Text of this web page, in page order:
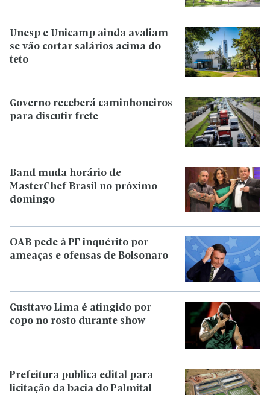
Unesp e Unicamp ainda avaliam
se vão cortar salários acima do
teto
Governo receberá caminhoneiros
para discutir frete
Band muda horário de
MasterChef Brasil no próximo
domingo
OAB pede à PF inquérito por
ameaças e ofensas de Bolsonaro
Gusttavo Lima é atingido por
copo no rosto durante show
Prefeitura publica edital para
licitação da bacia do Palmital